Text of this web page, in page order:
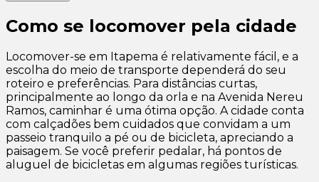
Como se locomover pela cidade
Locomover-se em Itapema é relativamente fácil, e a
escolha do meio de transporte dependerá do seu
roteiro e preferências. Para distâncias curtas,
principalmente ao longo da orla e na Avenida Nereu
Ramos, caminhar é uma ótima opção. A cidade conta
com calçadões bem cuidados que convidam a um
passeio tranquilo a pé ou de bicicleta, apreciando a
paisagem. Se você preferir pedalar, há pontos de
aluguel de bicicletas em algumas regiões turísticas.